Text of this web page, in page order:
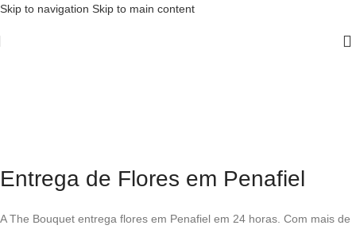
Skip to navigation Skip to main content
Entrega de Flores em Penafiel
A The Bouquet entrega flores em Penafiel em 24 horas. Com mais de